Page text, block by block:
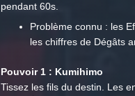
pendant 60s.
Problème connu : les
les chiffres de Dégâts
Pouvoir 1 : Kumihimo
Tissez les fils du destin. Les